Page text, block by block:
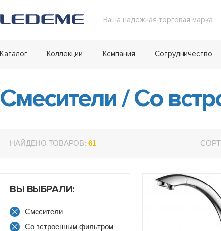
Ваша надежная торговая марка
Каталог Коллекции Компания Сотрудничество
Смесители/Со
НАЙДЕНО ТОВАРОВ: 61
ВЫ ВЫБРАЛИ:
Смесители
Со встроенным фильтром